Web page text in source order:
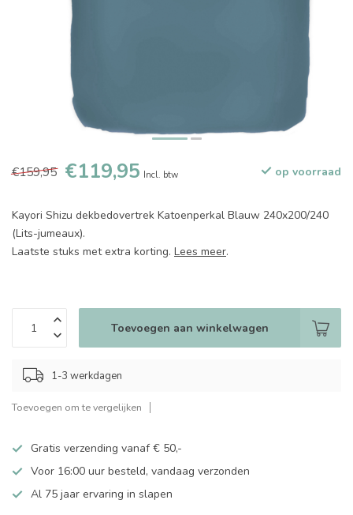
€159,95 €119,95 Incl. btw op voorraad
Kayori Shizu dekbedovertrek Katoenperkal Blauw 240x200/240
(Lits-jumeaux).
Laatste stuks met extra korting. Lees meer.
Toevoegen aan winkelwagen
1-3 werkdagen
Toevoegen om te vergelijken
Gratis verzending vanaf € 50,-
Voor 16:00 uur besteld, vandaag verzonden
Al 75 jaar ervaring in slapen